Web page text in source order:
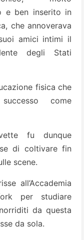
e ben inserito in
che annoverava
amici intimi il
degli Stati
fisica che
come
fu dunque
di coltivare fin
scene.
all’Accademia
per studiare
da questa
da sola.